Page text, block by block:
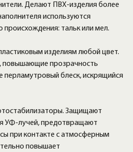
Делают ПВХ-изделия более
используются
тальк или мел.
изделиям любой цвет.
повышающие прозрачность
блеск, искрящийся
Защищают
УФ-лучей, предотвращают
при контакте с атмосферным
повышает